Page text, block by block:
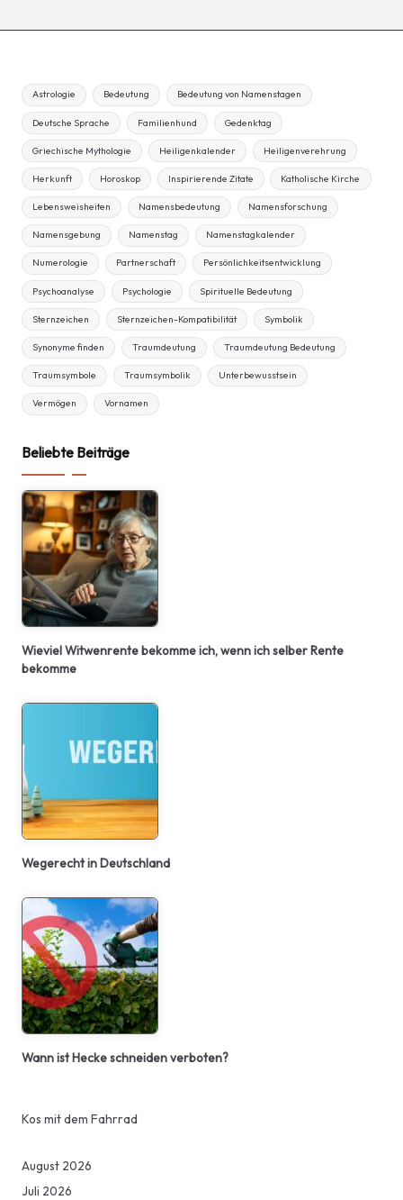
Astrologie Bedeutung Bedeutung von Namenstagen
Deutsche Sprache Familienhund Gedenktag
Griechische Mythologie Heiligenkalender Heiligenverehrung
Herkunft Horoskop Inspirierende Zitate Katholische Kirche
Lebensweisheiten Namensbedeutung Namensforschung
Namensgebung Namenstag Namenstagkalender
Numerologie Partnerschaft Persönlichkeitsentwicklung
Psychoanalyse Psychologie Spirituelle Bedeutung
Sternzeichen Sternzeichen-Kompatibilität Symbolik
Synonyme finden Traumdeutung Traumdeutung Bedeutung
Traumsymbole Traumsymbolik Unterbewusstsein
Vermögen Vornamen
Beliebte Beiträge
Wieviel Witwenrente bekomme ich, wenn ich selber Rente
bekomme
Wegerecht in Deutschland
Wann ist Hecke schneiden verboten?
Kos mit dem Fahrrad
August 2026
Juli 2026